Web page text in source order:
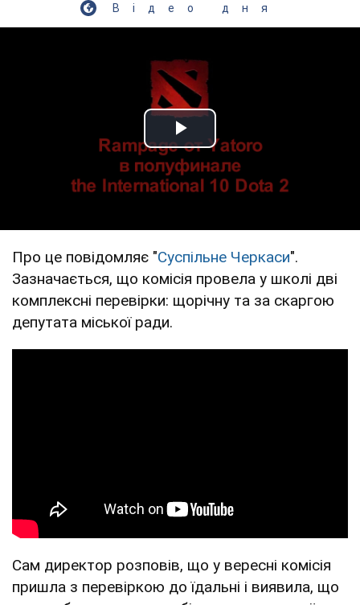
Відео дня
Play Video
Про це повідомляє "Суспільне Черкаси".
Зазначається, що комісія провела у школі дві
комплексні перевірки: щорічну та за скаргою
депутата міської ради.
Сам директор розповів, що у вересні комісія
пришла з перевіркою до їдальні і виявила, що